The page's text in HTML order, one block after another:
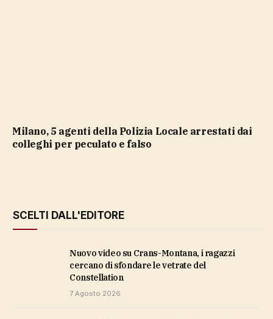
Milano, 5 agenti della Polizia Locale arrestati dai
colleghi per peculato e falso
SCELTI DALL'EDITORE
Nuovo video su Crans-Montana, i ragazzi
cercano di sfondare le vetrate del
Constellation
7 Agosto 2026